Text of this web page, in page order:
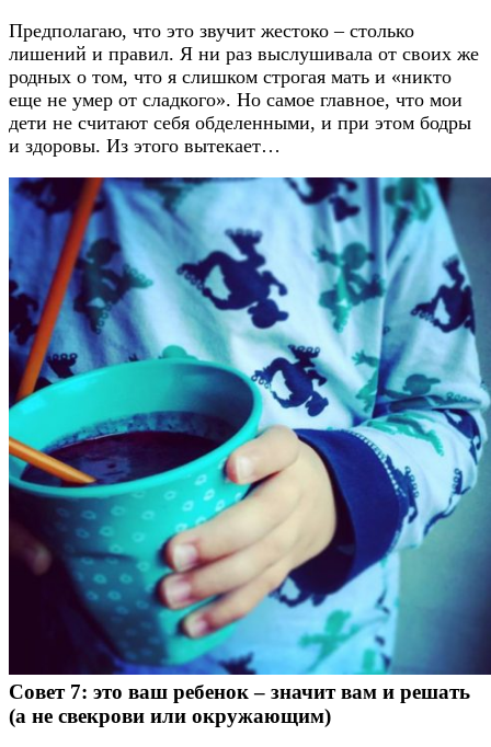
Предполагаю, что это звучит жестоко – столько
лишений и правил. Я ни раз выслушивала от своих же
родных о том, что я слишком строгая мать и «никто
еще не умер от сладкого». Но самое главное, что мои
дети не считают себя обделенными, и при этом бодры
и здоровы. Из этого вытекает…
Совет 7: это ваш ребенок – значит вам и решать
(а не свекрови или окружающим)